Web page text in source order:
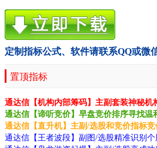
定制指标公式、软件请联系QQ或微
置顶指标
通达信【谛听竞价】早盘竞价排序寻找温
通达信【直升机】主副/选股和竞价指标